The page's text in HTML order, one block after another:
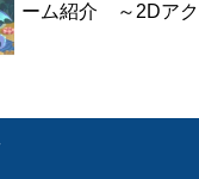
ーム紹介 ～2Dアク